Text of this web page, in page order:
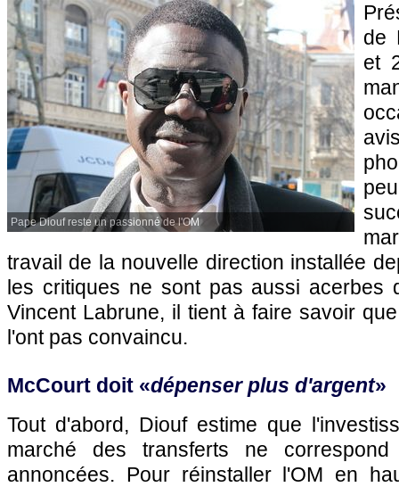
Pape Diouf reste un passionné de l'OM
de
et
travail de la nouvelle direction installée
les critiques ne sont pas aussi acerbes
Vincent Labrune, il tient à faire savoir
l'ont pas convaincu.
McCourt doit «dépenser plus d'argent»
Tout d'abord, Diouf estime que
marché des transferts ne
annoncées. Pour réinstaller l'OM en